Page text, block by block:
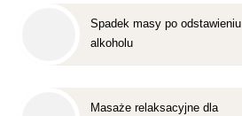
Spadek masy po odstawieniu
alkoholu
Masaże relaksacyjne dla